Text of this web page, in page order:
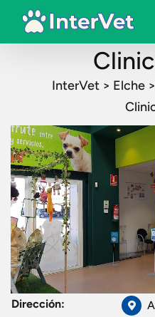
InterVet > Elche >
Dirección: